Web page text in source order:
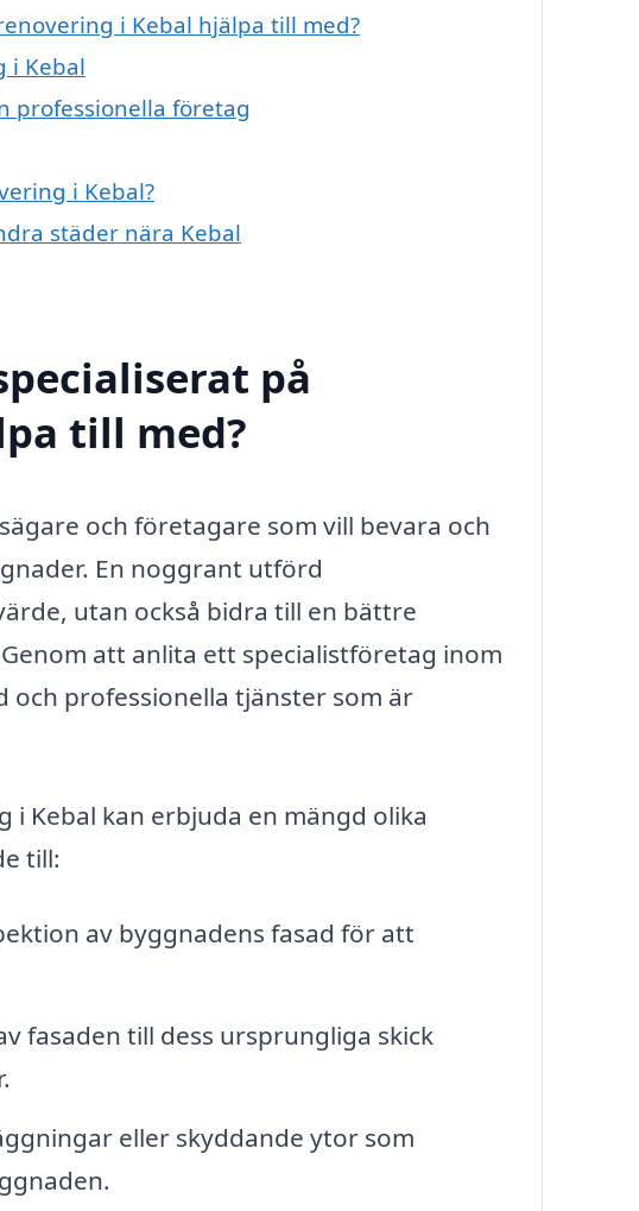
i Kebal hjälpa till med?
i Kebal
professionella företag
i Kebal?
städer nära Kebal
på
till med?
och företagare som vill bevara och
En noggrant utförd
utan också bidra till en bättre
att anlita ett specialistföretag inom
och professionella tjänster som är
Kebal kan erbjuda en mängd olika
till:
av byggnadens fasad för att
fasaden till dess ursprungliga skick
eller skyddande ytor som